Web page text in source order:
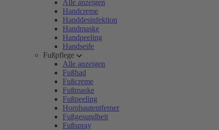
Alle anzeigen
Handcreme
Handdesinfektion
Handmaske
Handpeeling
Handseife
Fußpflege
Alle anzeigen
Fußbad
Fußcreme
Fußmaske
Fußpeeling
Hornhautentferner
Fußgesundheit
Fußspray